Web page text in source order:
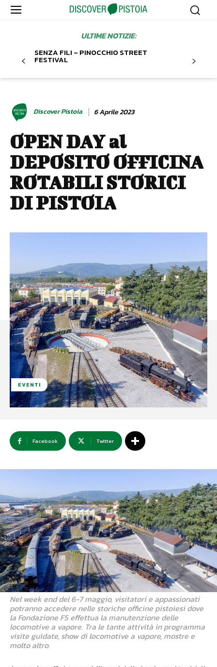
ULTIME NOTIZIE:
SENZA FILI – PINOCCHIO STREET
FESTIVAL
Discover Pistoia 6 Aprile 2023
OPEN DAY al
DEPOSITO OFFICINA
ROTABILI STORICI
DI PISTOIA
EVENTI
Facebook Twitter
Nel week end del 6-7 maggio, visitatori e appassionati
potranno accedere nelle storiche officine pistoiesi dove
la Fondazione FS effettua la manutenzione delle
locomotive a vapore. Tra le tante attività in programma
visite guidate, show di locomotive a vapore, mostre e
molto altro.